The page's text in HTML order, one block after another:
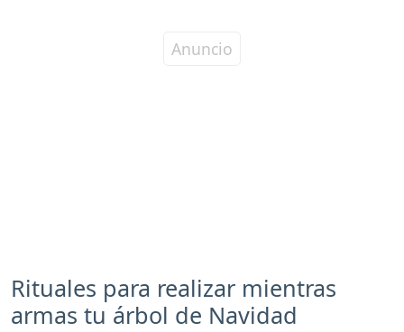
Rituales para realizar mientras
armas tu árbol de Navidad